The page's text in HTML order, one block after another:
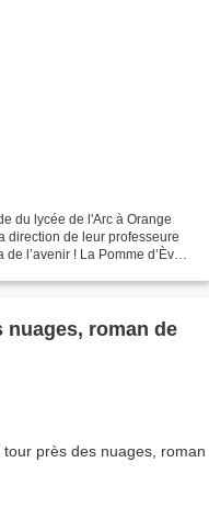
du lycée de l'Arc à Orange
direction de leur professeure
l’avenir ! La Pomme d’Ève ,
nuages, roman de